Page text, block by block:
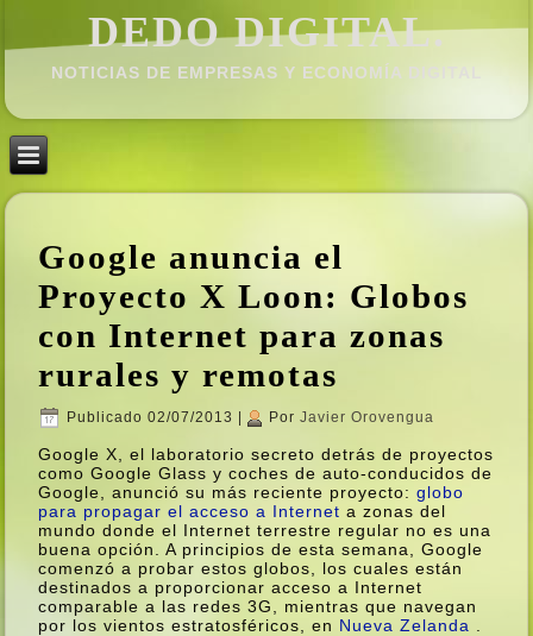
DEDO DIGITAL.
NOTICIAS DE EMPRESAS Y ECONOMÍ­A DIGITAL
Google anuncia el
Proyecto X Loon: Globos
con Internet para zonas
rurales y remotas
Publicado 02/07/2013 Por Javier Orovengua
Google X, el laboratorio secreto detrás de proyectos
como Google Glass y coches de auto-conducidos de
Google, anunció su más reciente proyecto:globo
para propagar el acceso a Internet a zonas del
mundo donde el Internet terrestre regular no es una
buena opción. A principios de esta semana, Google
comenzó a probar estos globos, los cuales están
destinados a proporcionar acceso a Internet
comparable a las redes 3G, mientras que navegan
por los vientos estratosféricos, en Nueva Zelanda